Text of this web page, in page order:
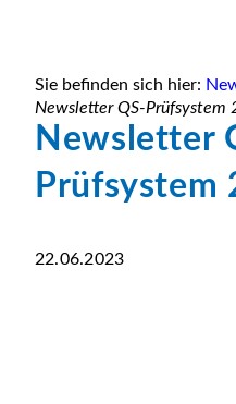
Sie befinden sich hier:
Newsletter QS-
Newsletter
Prüfsystem
22.06.2023